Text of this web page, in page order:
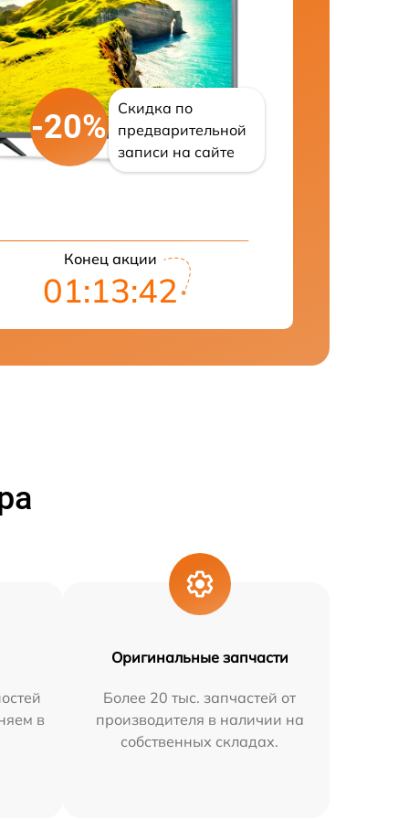
-20%
Скидка по
предварительной
записи на сайте
Конец акции
01:13:41
в
Оригинальные запчасти
Более 20 тыс. запчастей от
производителя в наличии на
собственных складах.